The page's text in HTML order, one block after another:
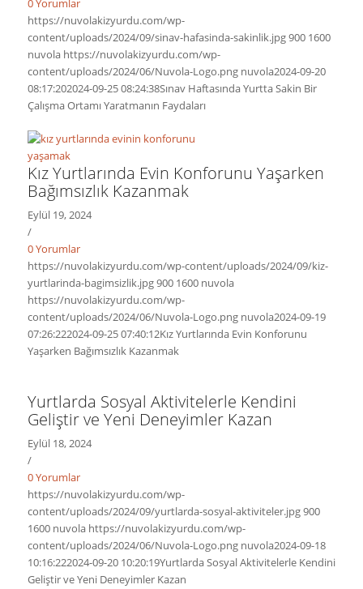
https://nuvolakizyurdu.com/wp-
content/uploads/2024/09/sinav-hafasinda-sakinlik.jpg900 1600
nuvola https://nuvolakizyurdu.com/wp-
content/uploads/2024/06/Nuvola-Logo.png nuvola2024-09-20
08:17:202024-09-25 08:24:38Sınav Haftasında Yurtta Sakin Bir
Çalışma Ortamı Yaratmanın Faydaları
Kız Yurtlarında Evin Konforunu Yaşarken
Bağımsızlık Kazanmak
Eylül 19, 2024
/
0 Yorumlar
https://nuvolakizyurdu.com/wp-content/uploads/2024/09/kiz-
yurtlarinda-bagimsizlik.jpg900 1600 nuvola
https://nuvolakizyurdu.com/wp-
content/uploads/2024/06/Nuvola-Logo.png nuvola2024-09-19
07:26:222024-09-25 07:40:12Kız Yurtlarında Evin Konforunu
Yaşarken Bağımsızlık Kazanmak
Yurtlarda Sosyal Aktivitelerle Kendini
Geliştir ve Yeni Deneyimler Kazan
Eylül 18, 2024
/
0 Yorumlar
https://nuvolakizyurdu.com/wp-
content/uploads/2024/09/yurtlarda-sosyal-aktiviteler.jpg900
1600 nuvola https://nuvolakizyurdu.com/wp-
content/uploads/2024/06/Nuvola-Logo.png nuvola2024-09-18
10:16:222024-09-20 10:20:19Yurtlarda Sosyal Aktivitelerle Kendini
Geliştir ve Yeni Deneyimler Kazan